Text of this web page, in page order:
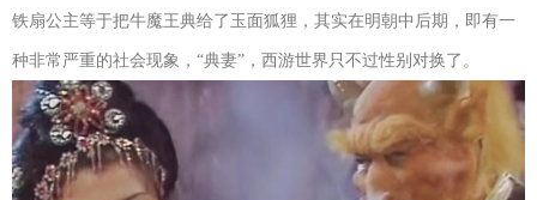
铁扇公主等于把牛魔王典给了玉面狐狸，其实在明朝中后期，即有一
种非常严重的社会现象，“典妻”，西游世界只不过性别对换了。